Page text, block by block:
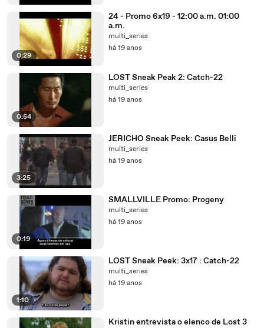
0:29
24 - Promo 6x19 - 12:00 a.m. 01:00
a.m.
multi_series
há 19 anos
0:54
LOST Sneak Peak 2: Catch-22
multi_series
há 19 anos
3:25
JERICHO Sneak Peek: Casus Belli
multi_series
há 19 anos
0:19
SMALLVILLE Promo: Progeny
multi_series
há 19 anos
1:10
LOST Sneak Peek: 3x17 : Catch-22
multi_series
há 19 anos
Kristin entrevista o elenco de Lost 3